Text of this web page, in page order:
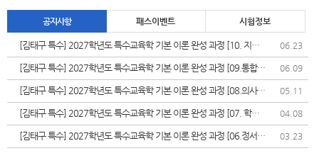
재능기부
합격발전소
PASS#
학습지원센터
나의강의실
공지사항 패스이벤트 시험정보
[김태구 특수] 2027학년도 특수교육학 기본 이론 완성 과정 [10. 지체
장애]
06.23
[김태구 특수] 2027학년도 특수교육학 기본 이론 완성 과정 [09.통합교
육]
06.09
[김태구 특수] 2027학년도 특수교육학 기본 이론 완성 과정 [08.의사소
통장애]
05.11
[김태구 특수] 2027학년도 특수교육학 기본 이론 완성 과정 [07. 학습
장애]
04.08
[김태구 특수] 2027학년도 특수교육학 기본 이론 완성 과정 [06.정서
&bull;행동장애]
03.23